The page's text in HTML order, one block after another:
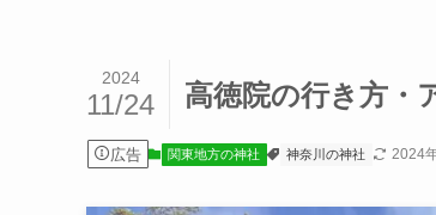
高徳院の行き方・
2024
11/24
広告 関東地方の神社 神奈川の神社 2024